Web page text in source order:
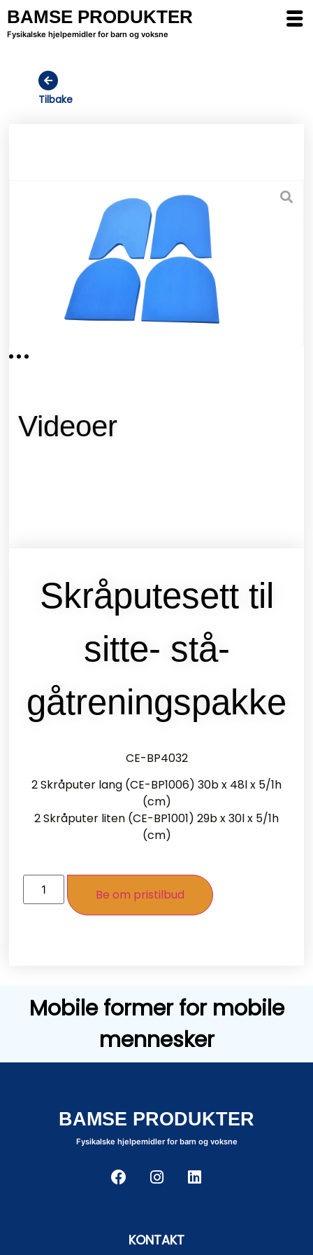
BAMSE PRODUKTER
Fysikalske hjelpemidler for barn og voksne
Tilbake
Videoer
Skråputesett til
sitte- stå-
gåtreningspakke
CE-BP4032
2 Skråputer lang (CE-BP1006) 30b x 48l x 5/1h
(cm)
2 Skråputer liten (CE-BP1001) 29b x 30l x 5/1h
(cm)
Be om pristilbud
Mobile former for mobile
mennesker
BAMSE PRODUKTER
Fysikalske hjelpemidler for barn og voksne
KONTAKT